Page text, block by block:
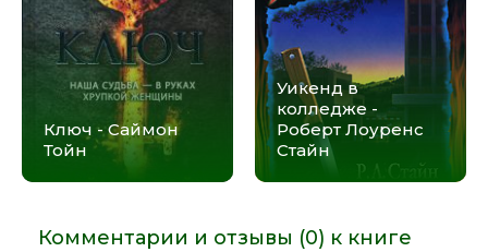
Ключ - Саймон
Тойн
Уикенд в
колледже -
Роберт Лоуренс
Стайн
Комментарии и отзывы (0) к книге